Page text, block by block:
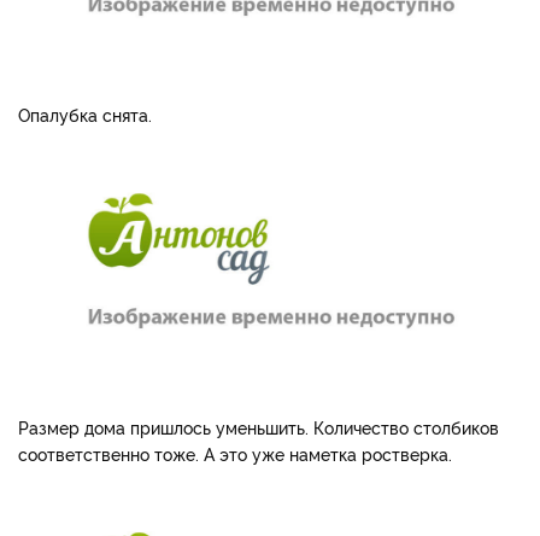
Опалубка снята.
Размер дома пришлось уменьшить. Количество столбиков
соответственно тоже. А это уже наметка ростверка.